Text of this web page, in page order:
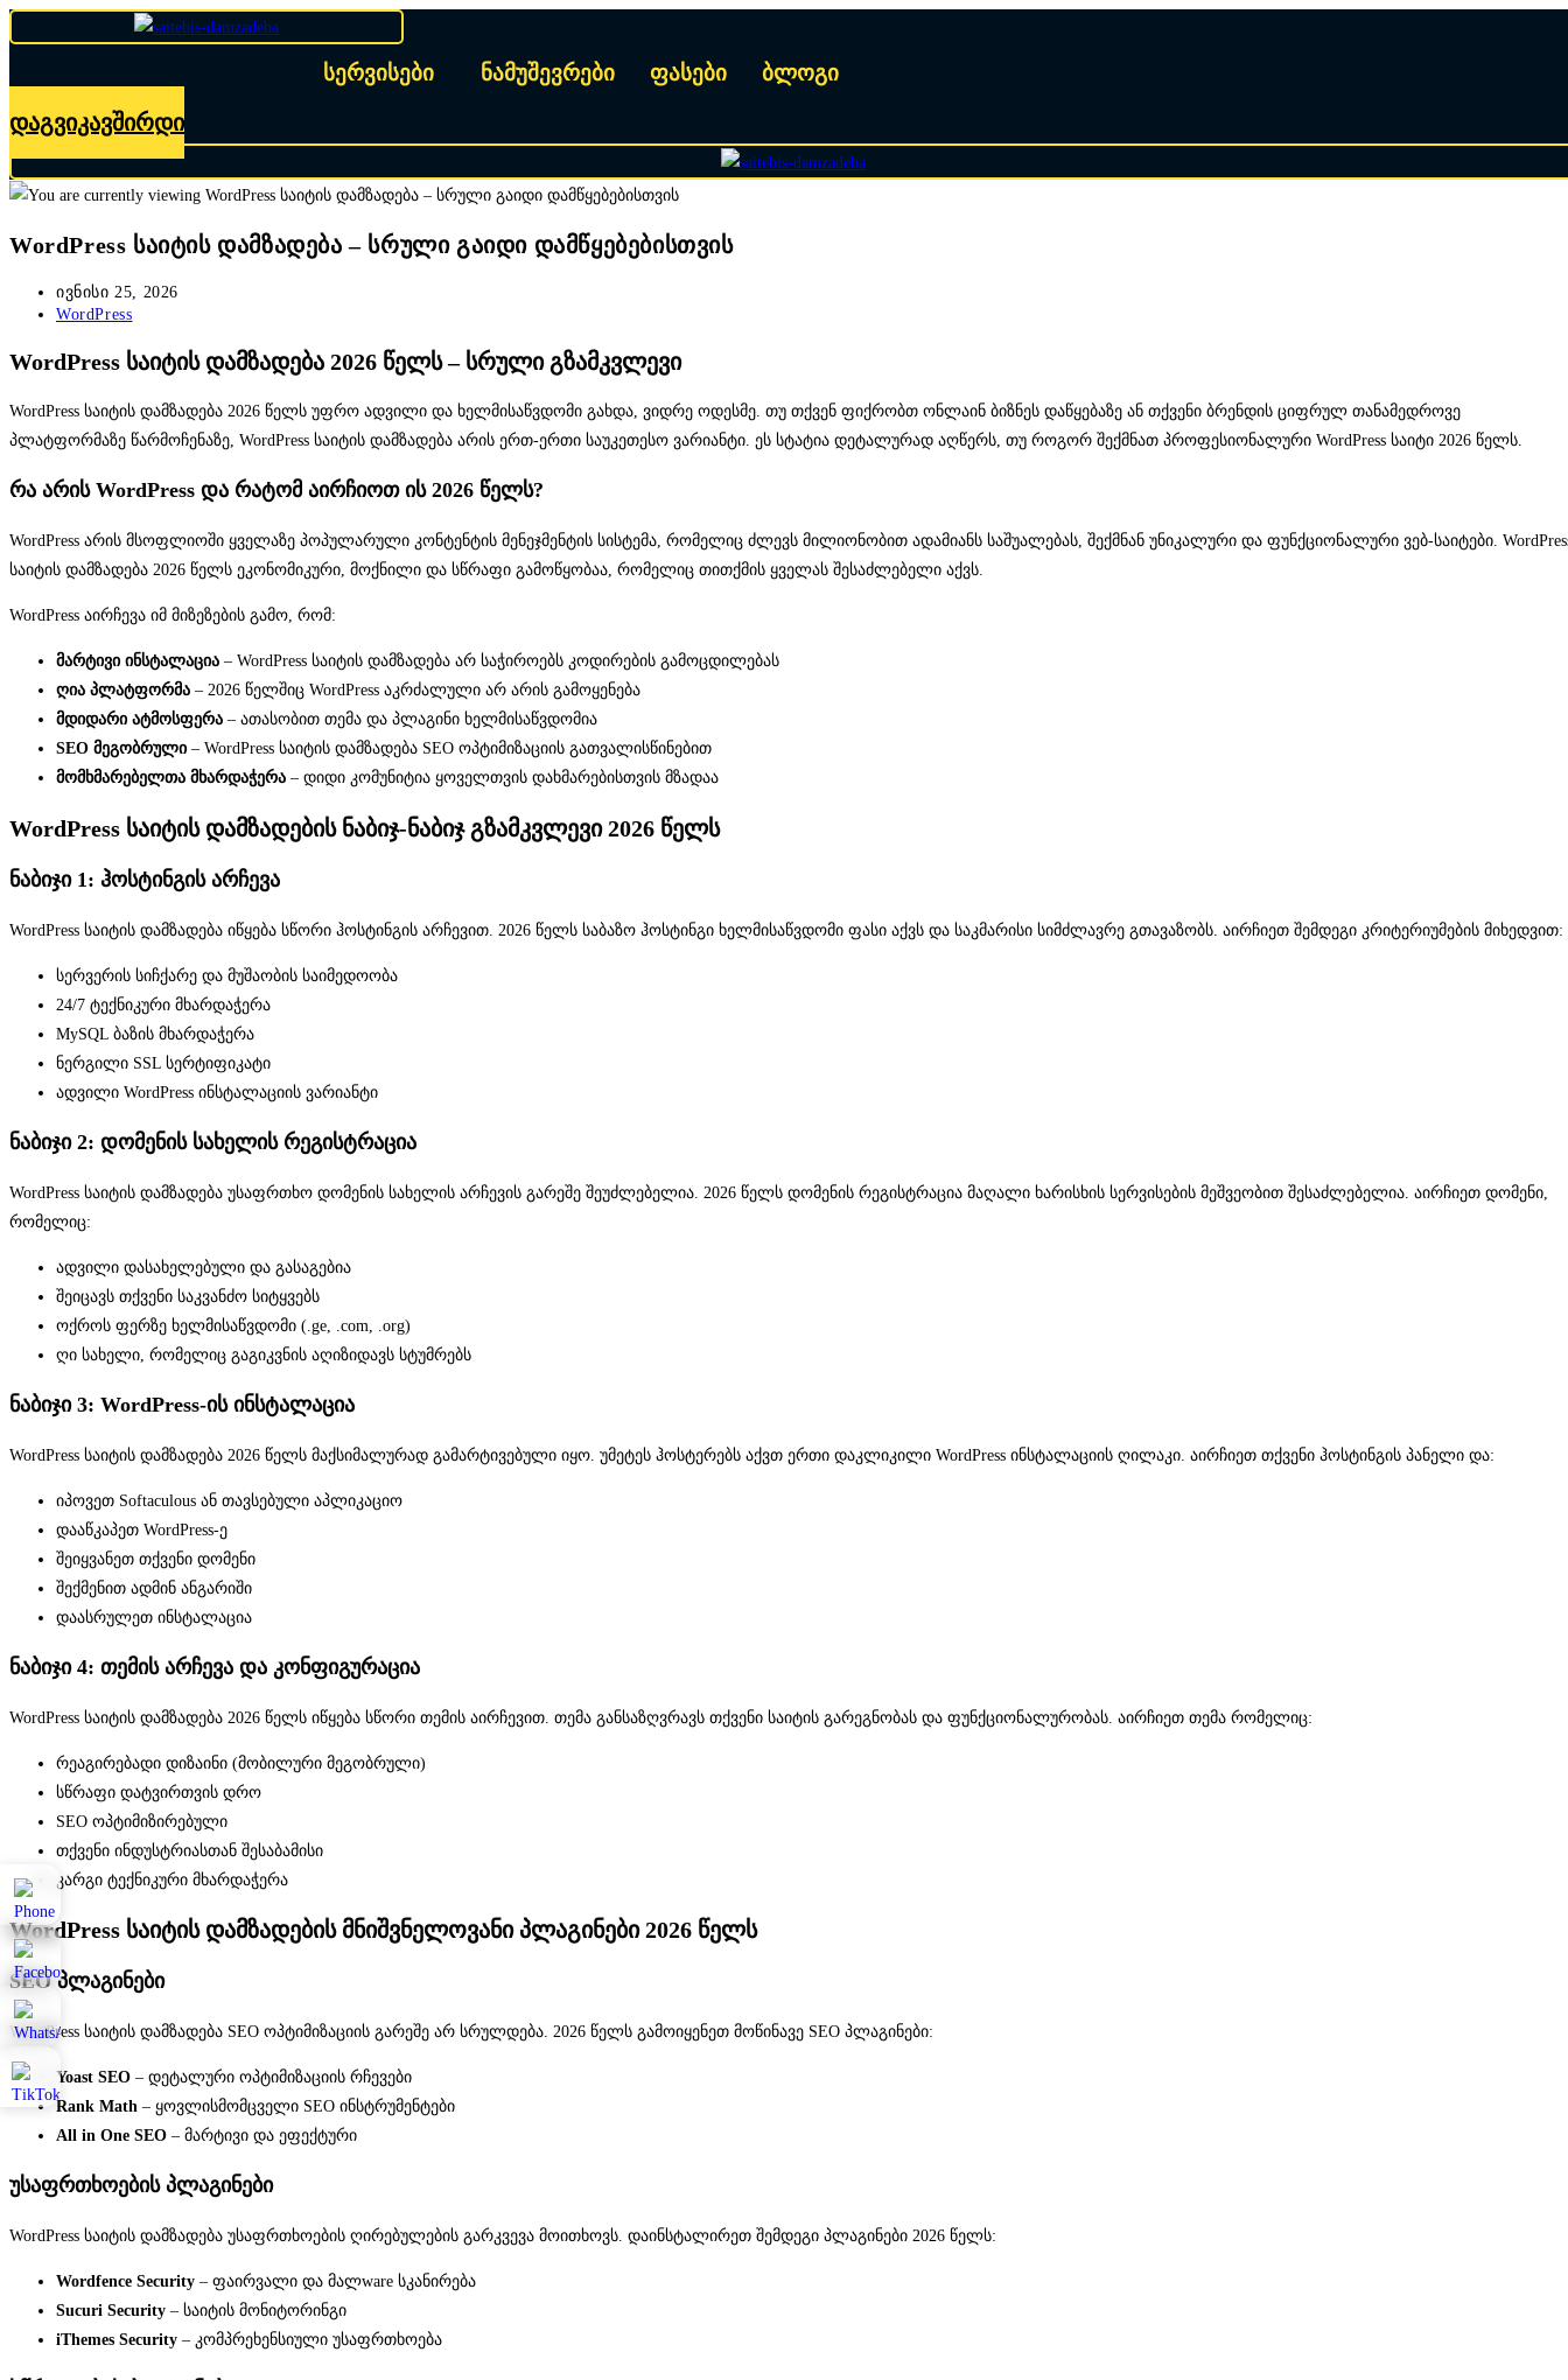
სერვისები ნამუშევრები ფასები ბლოგი
დაგვიკავშირდი
WordPress საიტის დამზადება – სრული გაიდი დამწყებებისთვის
Post
published:
ივნისი 25, 2026
Post
WordPress
WordPress საიტის დამზადება 2026 წელს – სრული გზამკვლევი
WordPress საიტის დამზადება 2026 წელს უფრო ადვილი და ხელმისაწვდომი გახდა, ვიდრე ოდესმე. თუ თქვენ ფიქრობთ ონლაინ ბიზნეს დაწყებაზე ან თქვენი ბრენდის ციფრულ თანამედროვე
პლატფორმაზე წარმოჩენაზე, WordPress საიტის დამზადება არის ერთ-ერთი საუკეთესო ვარიანტი. ეს სტატია დეტალურად აღწერს, თუ როგორ შექმნათ პროფესიონალური WordPress საიტი 2026 წელს.
რა არის WordPress და რატომ აირჩიოთ ის 2026 წელს?
WordPress არის მსოფლიოში ყველაზე პოპულარული კონტენტის მენეჯმენტის სისტემა, რომელიც ძლევს მილიონობით ადამიანს საშუალებას, შექმნან უნიკალური და ფუნქციონალური ვებ-საიტები.
საიტის დამზადება 2026 წელს ეკონომიკური, მოქნილი და სწრაფი გამოწყობაა, რომელიც თითქმის ყველას შესაძლებელი აქვს.
WordPress აირჩევა იმ მიზეზების გამო, რომ:
მარტივი ინსტალაცია – WordPress საიტის დამზადება არ საჭიროებს კოდირების გამოცდილებას
ღია პლატფორმა – 2026 წელშიც WordPress აკრძალული არ არის გამოყენება
მდიდარი ატმოსფერა – ათასობით თემა და პლაგინი ხელმისაწვდომია
SEO მეგობრული – WordPress საიტის დამზადება SEO ოპტიმიზაციის გათვალისწინებით
მომხმარებელთა მხარდაჭერა – დიდი კომუნიტია ყოველთვის დახმარებისთვის მზადაა
WordPress საიტის დამზადების ნაბიჯ-ნაბიჯ გზამკვლევი 2026 წელს
ნაბიჯი 1: ჰოსტინგის არჩევა
WordPress საიტის დამზადება იწყება სწორი ჰოსტინგის არჩევით. 2026 წელს საბაზო ჰოსტინგი ხელმისაწვდომი ფასი აქვს და საკმარისი სიმძლავრე გთავაზობს. აირჩიეთ შემდეგი კრიტერიუმების მიხედვით:
სერვერის სიჩქარე და მუშაობის საიმედოობა
24/7 ტექნიკური მხარდაჭერა
MySQL ბაზის მხარდაჭერა
ნერგილი SSL სერტიფიკატი
ადვილი WordPress ინსტალაციის ვარიანტი
ნაბიჯი 2: დომენის სახელის რეგისტრაცია
WordPress საიტის დამზადება უსაფრთხო დომენის სახელის არჩევის გარეშე შეუძლებელია. 2026 წელს დომენის რეგისტრაცია მაღალი ხარისხის სერვისების მეშვეობით შესაძლებელია. აირჩიეთ დომენი,
რომელიც:
ადვილი დასახელებული და გასაგებია
შეიცავს თქვენი საკვანძო სიტყვებს
ოქროს ფერზე ხელმისაწვდომი (.ge, .com, .org)
ღი სახელი, რომელიც გაგიკვნის აღიზიდავს სტუმრებს
ნაბიჯი 3: WordPress-ის ინსტალაცია
WordPress საიტის დამზადება 2026 წელს მაქსიმალურად გამარტივებული იყო. უმეტეს ჰოსტერებს აქვთ ერთი დაკლიკილი WordPress ინსტალაციის ღილაკი. აირჩიეთ თქვენი ჰოსტინგის პანელი და:
იპოვეთ Softaculous ან თავსებული აპლიკაციო
დააწკაპეთ WordPress-ე
შეიყვანეთ თქვენი დომენი
შექმენით ადმინ ანგარიში
დაასრულეთ ინსტალაცია
ნაბიჯი 4: თემის არჩევა და კონფიგურაცია
WordPress საიტის დამზადება 2026 წელს იწყება სწორი თემის აირჩევით. თემა განსაზღვრავს თქვენი საიტის გარეგნობას და ფუნქციონალურობას. აირჩიეთ თემა რომელიც:
რეაგირებადი დიზაინი (მობილური მეგობრული)
სწრაფი დატვირთვის დრო
SEO ოპტიმიზირებული
თქვენი ინდუსტრიასთან შესაბამისი
კარგი ტექნიკური მხარდაჭერა
WordPress საიტის დამზადების მნიშვნელოვანი პლაგინები 2026 წელს
SEO პლაგინები
WordPress საიტის დამზადება SEO ოპტიმიზაციის გარეშე არ სრულდება. 2026 წელს გამოიყენეთ მოწინავე SEO პლაგინები:
Yoast SEO – დეტალური ოპტიმიზაციის რჩევები
Rank Math – ყოვლისმომცველი SEO ინსტრუმენტები
All in One SEO – მარტივი და ეფექტური
უსაფრთხოების პლაგინები
WordPress საიტის დამზადება უსაფრთხოების ღირებულების გარკვევა მოითხოვს. დაინსტალირეთ შემდეგი პლაგინები 2026 წელს:
Wordfence Security – ფაირვალი და მალware სკანირება
Sucuri Security – საიტის მონიტორინგი
iThemes Security – კომპრეხენსიული უსაფრთხოება